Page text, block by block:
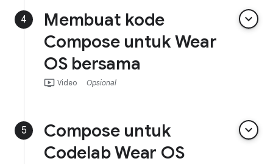
4
Membuat kode
Compose untuk Wear
OS bersama
keyboard_arrow_down
ondemand_video Video Opsional
5
Compose untuk
Codelab Wear OS
keyboard_arrow_down